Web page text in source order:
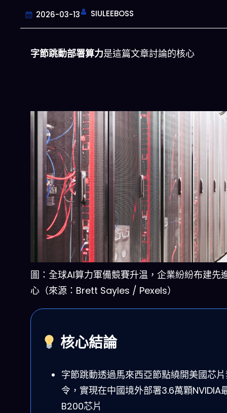
2026-03-13 SIULEEBOSS
字節跳動部署算力是這篇文章討論的核心
圖：全球AI算力軍備競賽升温，企業紛紛布建先
心（來源：Brett Sayles / Pexels）
核心結論
字節跳動透過馬來西亞節點繞開美國芯
令，實現在中國境外部署3.6萬顆NVIDIA
B200芯片